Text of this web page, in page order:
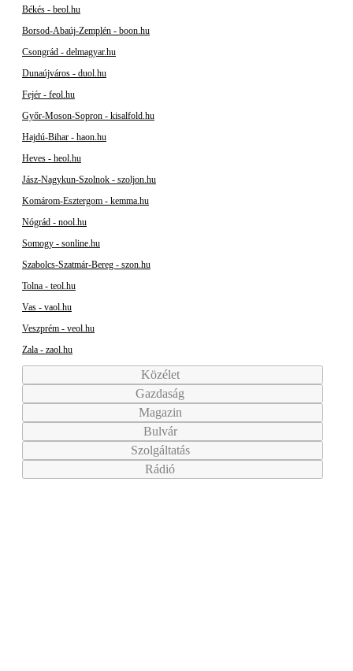
Békés - beol.hu
Borsod-Abaúj-Zemplén - boon.hu
Csongrád - delmagyar.hu
Dunaújváros - duol.hu
Fejér - feol.hu
Győr-Moson-Sopron - kisalfold.hu
Hajdú-Bihar - haon.hu
Heves - heol.hu
Jász-Nagykun-Szolnok - szoljon.hu
Komárom-Esztergom - kemma.hu
Nógrád - nool.hu
Somogy - sonline.hu
Szabolcs-Szatmár-Bereg - szon.hu
Tolna - teol.hu
Vas - vaol.hu
Veszprém - veol.hu
Zala - zaol.hu
Közélet
Gazdaság
Magazin
Bulvár
Szolgáltatás
Rádió